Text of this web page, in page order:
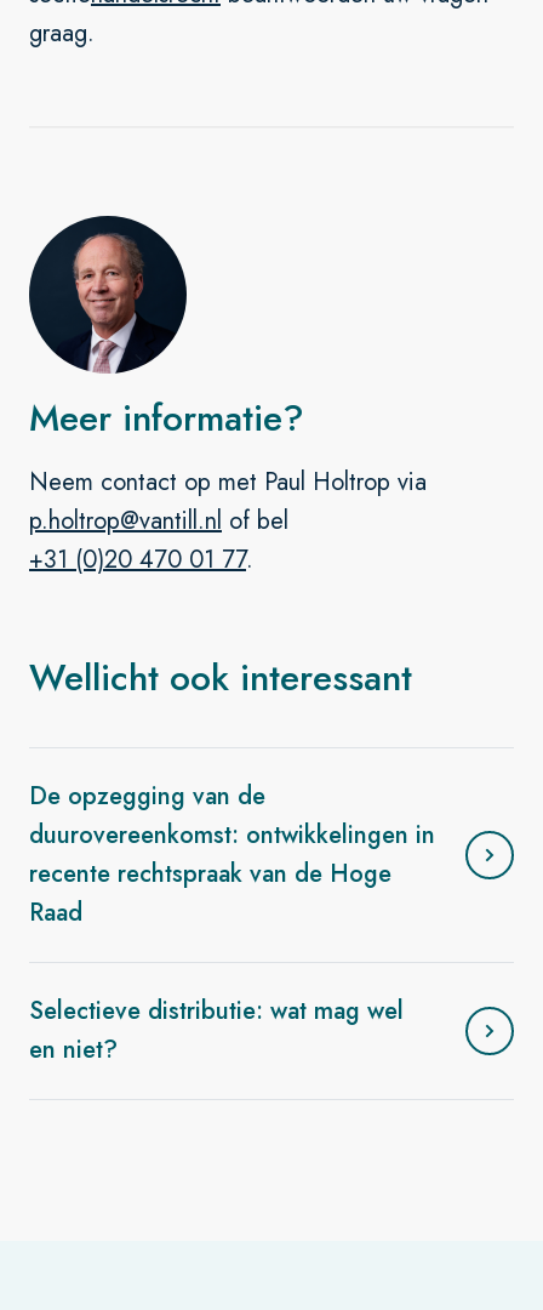
graag.
Meer informatie?
Neem contact op met Paul Holtrop via
p.holtrop@vantill.nl of bel
+31 (0)20 470 01 77.
Wellicht ook interessant
De opzegging van de
duurovereenkomst: ontwikkelingen in
recente rechtspraak van de Hoge
Raad
Selectieve distributie: wat mag wel
en niet?